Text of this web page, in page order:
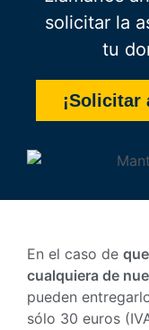
solicitar la
tu
En el caso de
cualquiera de
pueden
sólo 30 euros